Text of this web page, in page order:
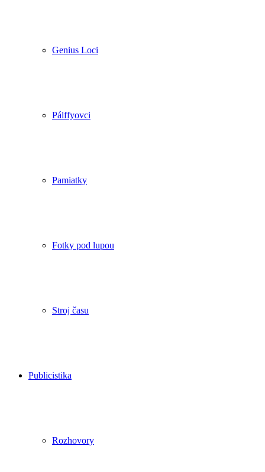
Genius Loci
Pálffyovci
Pamiatky
Fotky pod lupou
Stroj času
Publicistika
Rozhovory